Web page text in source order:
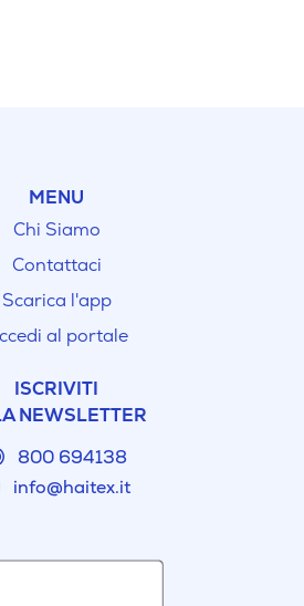
MENU
Chi Siamo
Contattaci
Scarica l'app
al portale
ISCRIVITI
NEWSLETTER
800 694138
info@haitex.it